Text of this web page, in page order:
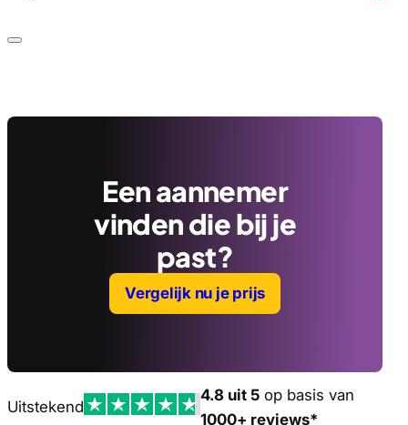
Een aannemer
vinden die bij je
past?
Vergelijk nu je prijs
Uitstekend
4.8 uit 5 op basis van
1000+ reviews*